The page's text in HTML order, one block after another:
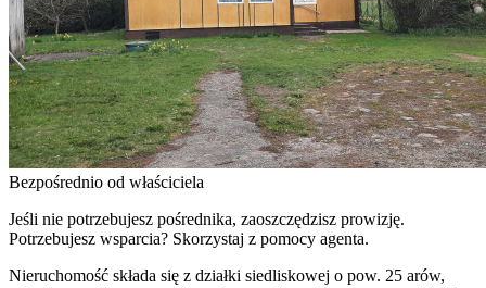
Bezpośrednio od właściciela
Jeśli nie potrzebujesz pośrednika, zaoszczędzisz prowizję.
Potrzebujesz wsparcia? Skorzystaj z pomocy agenta.
Nieruchomość składa się z działki siedliskowej o pow. 25 arów,